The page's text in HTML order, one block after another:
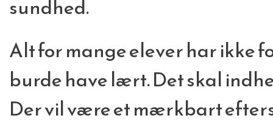
sundhed.
Alt for mange elever har ikke
burde have lært. Det skal
Der vil være et mærkbart